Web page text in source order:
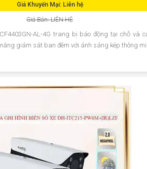
Giá Khuyến Mại: Liên hệ
Giá Bán: LIÊN HỆ
AL-4G trang bị báo động tại chỗ và
năng giám sát ban đêm với ánh sáng kép thông